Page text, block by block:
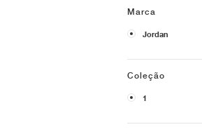
Marca
Jordan
Coleção
1